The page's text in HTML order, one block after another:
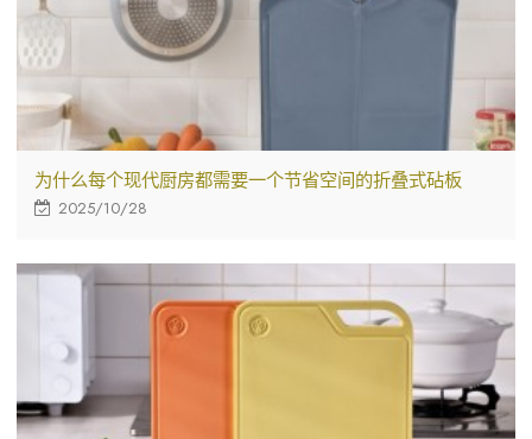
为什么每个现代厨房都需要一个节省空间的折叠式砧板
2025/10/28